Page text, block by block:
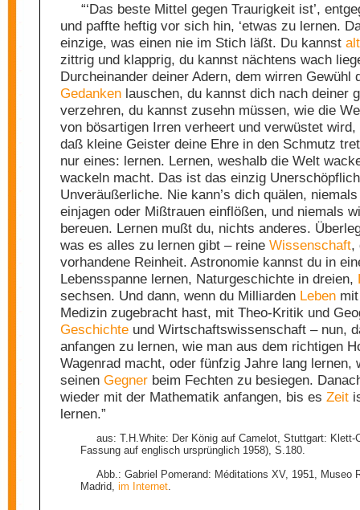
“‘Das beste Mittel gegen Traurigkeit ist’,
und paffte heftig vor sich hin, ‘etwas zu lernen.
einzige, was einen nie im Stich läßt. Du kannst alt
zittrig und klapprig, du kannst nächtens wach
Durcheinander deiner Adern, dem wirren Gewühl
Gedanken lauschen, du kannst dich nach deiner
verzehren, du kannst zusehn müssen, wie die
von bösartigen Irren verheert und verwüstet
daß kleine Geister deine Ehre in den Schmutz
nur eines: lernen. Lernen, weshalb die Welt
wackeln macht. Das ist das einzig
Unveräußerliche. Nie kann’s dich quälen,
einjagen oder Mißtrauen einflößen, und niemals
bereuen. Lernen mußt du, nichts anderes.
was es alles zu lernen gibt – reine Wissenschaft,
vorhandene Reinheit. Astronomie kannst du in
Lebensspanne lernen, Naturgeschichte in dreien,
sechsen. Und dann, wenn du Milliarden Leben
Medizin zugebracht hast, mit Theo-Kritik und
Geschichte und Wirtschaftswissenschaft – nun,
anfangen zu lernen, wie man aus dem richtigen
Wagenrad macht, oder fünfzig Jahre lang lernen,
seinen Gegner beim Fechten zu besiegen.
wieder mit der Mathematik anfangen, bis es Zeit
lernen.”
aus: T.H.White: Der König auf Camelot, Stuttgart: Klett-
Fassung auf englisch ursprünglich 1958), S.180.
Abb.: Gabriel Pomerand: Méditations XV, 1951, Museo
Madrid, im Internet.